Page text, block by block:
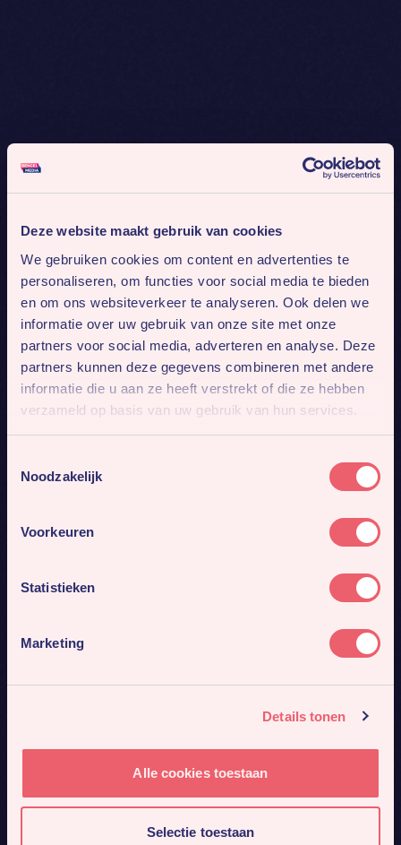
Deze website maakt gebruik van cookies
We gebruiken cookies om content en advertenties te
personaliseren, om functies voor social media te bieden
en om ons websiteverkeer te analyseren. Ook delen we
informatie over uw gebruik van onze site met onze
partners voor social media, adverteren en analyse. Deze
partners kunnen deze gegevens combineren met andere
informatie die u aan ze heeft verstrekt of die ze hebben
verzameld op basis van uw gebruik van hun services.
Noodzakelijk
Voorkeuren
Statistieken
Marketing
Details tonen
Alle cookies toestaan
Selectie toestaan